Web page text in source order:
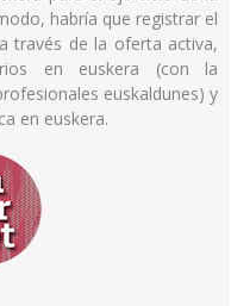
habría que registrar el
través de la oferta activa,
en euskera (con la
euskaldunes) y
en euskera.